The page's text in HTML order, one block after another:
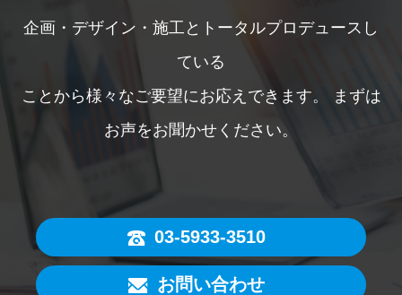
企画・デザイン・施工とトータルプロデュースし
ている
ことから様々なご要望にお応えできます。
まずは
お声をお聞かせください。
03-5933-3510
お問い合わせ